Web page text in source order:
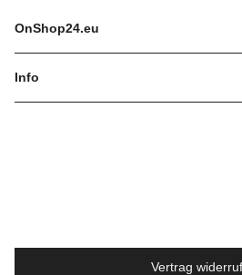
OnShop24.eu
Info
Vertrag